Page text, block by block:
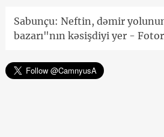
Sabunçu: Neftin, dəmir
bazarı"nın kəsişdiyi yer -